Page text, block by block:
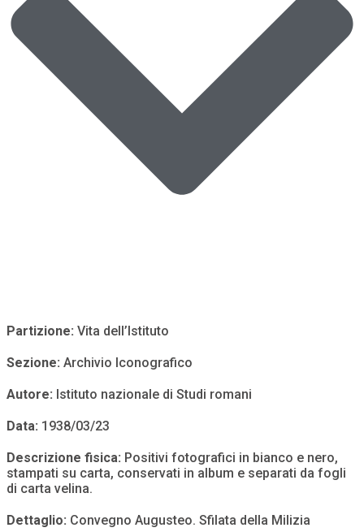
Partizione: Vita dell’Istituto
Sezione: Archivio Iconografico
Autore: Istituto nazionale di Studi romani
Data: 1938/03/23
Descrizione fisica: Positivi fotografici in bianco e nero,
stampati su carta, conservati in album e separati da fogli
di carta velina.
Dettaglio: Convegno Augusteo. Sfilata della Milizia